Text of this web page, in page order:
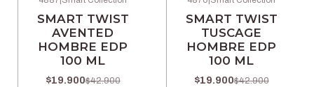
SMART TWIST
AVENTED
HOMBRE EDP
100 ML
$19.900$42.900
SMART TWIST
TUSCAGE
HOMBRE EDP
100 ML
$19.900$42.900